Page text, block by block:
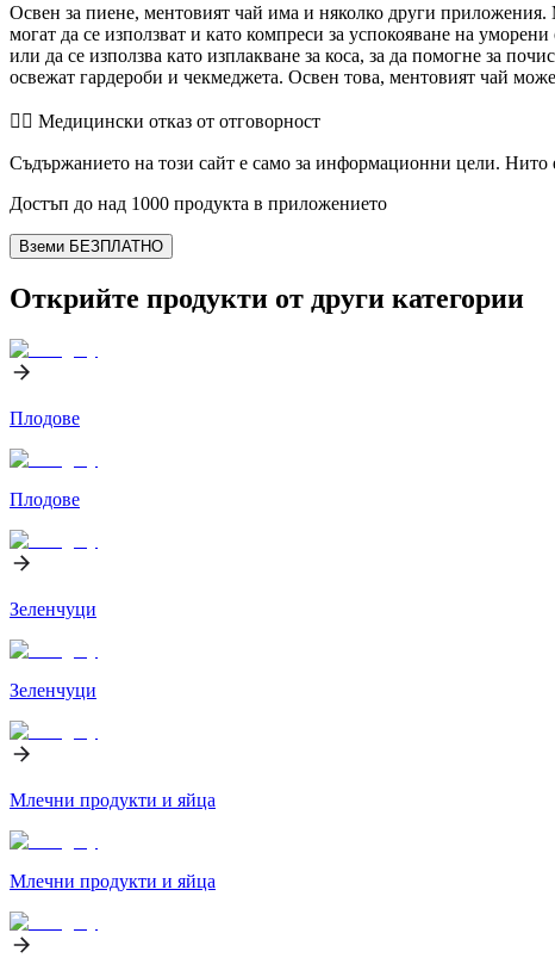
Освен за пиене, ментовият чай има и няколко други приложения.
могат да се използват и като компреси за успокояване на
или да се използва като изплакване за коса, за да помогне за
освежат гардероби и чекмеджета. Освен това, ментовият чай
👨‍⚕️️ Медицински отказ от отговорност
Съдържанието на този сайт е само за информационни цели. Нито
Достъп до над 1000 продукта в приложението
Вземи БЕЗПЛАТНО
Открийте продукти от други категории
Плодове
Плодове
Зеленчуци
Зеленчуци
Млечни продукти и яйца
Млечни продукти и яйца